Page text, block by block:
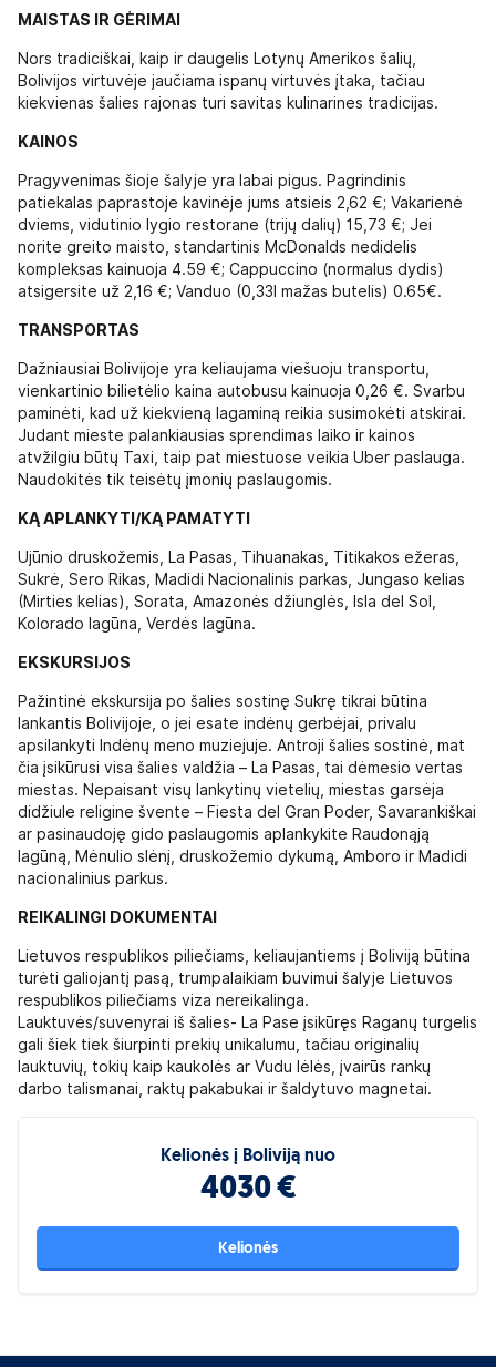
MAISTAS IR GĖRIMAI
Nors tradiciškai, kaip ir daugelis Lotynų Amerikos šalių,
Bolivijos virtuvėje jaučiama ispanų virtuvės įtaka, tačiau
kiekvienas šalies rajonas turi savitas kulinarines tradicijas.
KAINOS
Pragyvenimas šioje šalyje yra labai pigus. Pagrindinis
patiekalas paprastoje kavinėje jums atsieis 2,62 €; Vakarienė
dviems, vidutinio lygio restorane (trijų dalių) 15,73 €; Jei
norite greito maisto, standartinis McDonalds nedidelis
kompleksas kainuoja 4.59 €; Cappuccino (normalus dydis)
atsigersite už 2,16 €; Vanduo (0,33l mažas butelis) 0.65€.
TRANSPORTAS
Dažniausiai Bolivijoje yra keliaujama viešuoju transportu,
vienkartinio bilietėlio kaina autobusu kainuoja 0,26 €. Svarbu
paminėti, kad už kiekvieną lagaminą reikia susimokėti atskirai.
Judant mieste palankiausias sprendimas laiko ir kainos
atvžilgiu būtų Taxi, taip pat miestuose veikia Uber paslauga.
Naudokitės tik teisėtų įmonių paslaugomis.
KĄ APLANKYTI/KĄ PAMATYTI
Ujūnio druskožemis, La Pasas, Tihuanakas, Titikakos ežeras,
Sukrė, Sero Rikas, Madidi Nacionalinis parkas, Jungaso kelias
(Mirties kelias), Sorata, Amazonės džiunglės, Isla del Sol,
Kolorado lagūna, Verdės lagūna.
EKSKURSIJOS
Pažintinė ekskursija po šalies sostinę Sukrę tikrai būtina
lankantis Bolivijoje, o jei esate indėnų gerbėjai, privalu
apsilankyti Indėnų meno muziejuje. Antroji šalies sostinė, mat
čia įsikūrusi visa šalies valdžia – La Pasas, tai dėmesio vertas
miestas. Nepaisant visų lankytinų vietelių, miestas garsėja
didžiule religine švente – Fiesta del Gran Poder, Savarankiškai
ar pasinaudoję gido paslaugomis aplankykite Raudonąją
lagūną, Mėnulio slėnį, druskožemio dykumą, Amboro ir Madidi
nacionalinius parkus.
REIKALINGI DOKUMENTAI
Lietuvos respublikos piliečiams, keliaujantiems į Boliviją būtina
turėti galiojantį pasą, trumpalaikiam buvimui šalyje Lietuvos
respublikos piliečiams viza nereikalinga.
Lauktuvės/suvenyrai iš šalies- La Pase įsikūręs Raganų turgelis
gali šiek tiek šiurpinti prekių unikalumu, tačiau originalių
lauktuvių, tokių kaip kaukolės ar Vudu lėlės, įvairūs rankų
darbo talismanai, raktų pakabukai ir šaldytuvo magnetai.
Kelionės į Boliviją nuo
4030 €
Kelionės